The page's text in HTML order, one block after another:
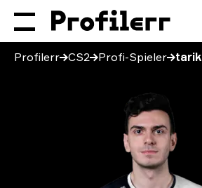
Profilerr CS2 Profi-Spieler tarik